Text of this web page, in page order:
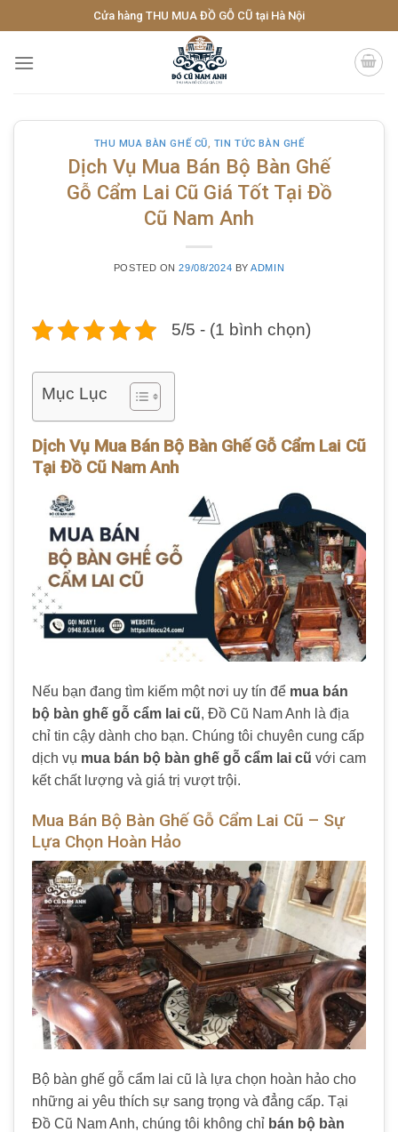
to
content
Cửa hàng THU MUA ĐỒ GỖ CŨ tại Hà Nội
THU MUA BÀN GHẾ CŨ, TIN TỨC BÀN GHẾ
Dịch Vụ Mua Bán Bộ Bàn Ghế
Gỗ Cẩm Lai Cũ Giá Tốt Tại Đồ
Cũ Nam Anh
POSTED ON29/08/2024 BYADMIN
5/5 - (1 bình chọn)
Mục Lục
Dịch Vụ Mua Bán Bộ Bàn Ghế Gỗ Cẩm Lai Cũ
Tại Đồ Cũ Nam Anh
Nếu bạn đang tìm kiếm một nơi uy tín để mua bán
bộ bàn ghế gỗ cẩm lai cũ, Đồ Cũ Nam Anh là địa
chỉ tin cậy dành cho bạn. Chúng tôi chuyên cung cấp
dịch vụ mua bán bộ bàn ghế gỗ cẩm lai cũ với cam
kết chất lượng và giá trị vượt trội.
Mua Bán Bộ Bàn Ghế Gỗ Cẩm Lai Cũ – Sự
Lựa Chọn Hoàn Hảo
Bộ bàn ghế gỗ cẩm lai cũ là lựa chọn hoàn hảo cho
những ai yêu thích sự sang trọng và đẳng cấp. Tại
Đồ Cũ Nam Anh, chúng tôi không chỉ bán bộ bàn